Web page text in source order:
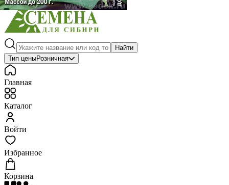
Найти
Тип ценыРозничная
Главная
Каталог
Войти
Избранное
Корзина